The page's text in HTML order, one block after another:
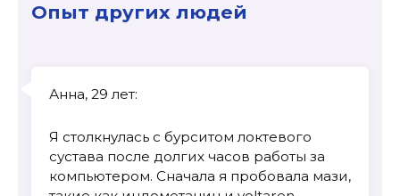
Опыт других людей
Анна, 29 лет:
Я столкнулась с бурситом локтевого
сустава после долгих часов работы за
компьютером. Сначала я пробовала мази,